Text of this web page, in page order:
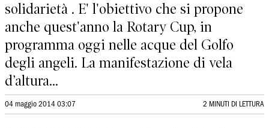
solidarietà . E' l'obiettivo che si propone
anche quest'anno la Rotary Cup, in
programma oggi nelle acque del Golfo
degli angeli. La manifestazione di vela
d’altura...
04 maggio 2014 03:07 2 MINUTI DI LETTURA